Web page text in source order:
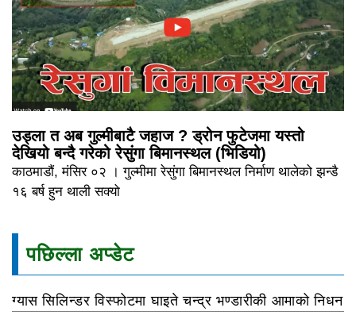
उड्ला त अब गुल्मीबाटै जहाज ? ड्रोन फुटेजमा यस्तो
देखियो बन्दै गरेको रेसुंगा बिमानस्थल (भिडियो)
काठमाडौं, मंसिर ०२ । गुल्मीमा रेसुंगा बिमानस्थल निर्माण थालेको झन्डै
१६ बर्ष हुन थाली सक्यो
पछिल्ला अप्डेट
ग्यास सिलिन्डर विस्फोटमा घाइते चन्द्र भण्डारीकी आमाको निधन